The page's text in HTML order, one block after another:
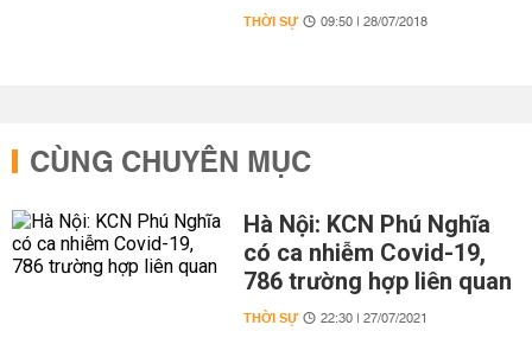
THỜI SỰ 09:50 | 28/07/2018
CÙNG CHUYÊN MỤC
Hà Nội: KCN Phú Nghĩa
có ca nhiễm Covid-19,
786 trường hợp liên quan
THỜI SỰ 22:30 | 27/07/2021